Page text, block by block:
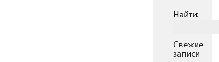
Найти:
Свежие
записи